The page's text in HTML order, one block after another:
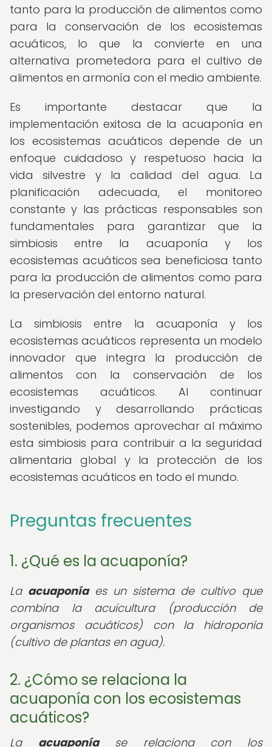
tanto para la producción de alimentos como
para la conservación de los ecosistemas
acuáticos, lo que la convierte en una
alternativa prometedora para el cultivo de
alimentos en armonía con el medio ambiente.
Es importante destacar que la
implementación exitosa de la acuaponía en
los ecosistemas acuáticos depende de un
enfoque cuidadoso y respetuoso hacia la
vida silvestre y la calidad del agua. La
planificación adecuada, el monitoreo
constante y las prácticas responsables son
fundamentales para garantizar que la
simbiosis entre la acuaponía y los
ecosistemas acuáticos sea beneficiosa tanto
para la producción de alimentos como para
la preservación del entorno natural.
La simbiosis entre la acuaponía y los
ecosistemas acuáticos representa un modelo
innovador que integra la producción de
alimentos con la conservación de los
ecosistemas acuáticos. Al continuar
investigando y desarrollando prácticas
sostenibles, podemos aprovechar al máximo
esta simbiosis para contribuir a la seguridad
alimentaria global y la protección de los
ecosistemas acuáticos en todo el mundo.
Preguntas frecuentes
1. ¿Qué es la acuaponía?
La acuaponíaes un sistema de cultivo que
combina la acuicultura (producción de
organismos acuáticos) con la hidroponía
(cultivo de plantas en agua).
2. ¿Cómo se relaciona la
acuaponía con los ecosistemas
acuáticos?
La acuaponíase relaciona con los